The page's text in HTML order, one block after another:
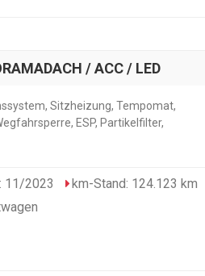
/ ACC / LED
Sitzheizung, Tempomat,
ESP, Partikelfilter,
11/2023 km-Stand: 124.123 km